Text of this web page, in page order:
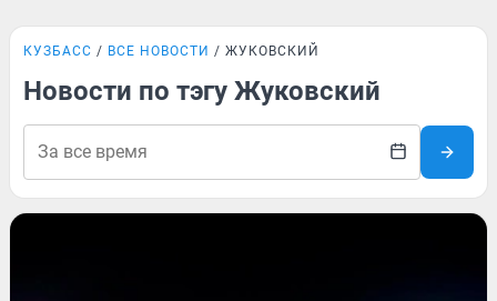
КУЗБАСС ВСЕ НОВОСТИ ЖУКОВСКИЙ
Новости по тэгу Жуковский